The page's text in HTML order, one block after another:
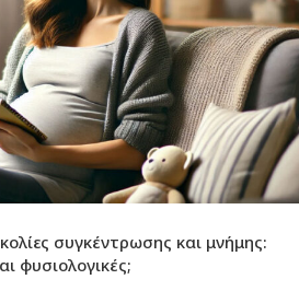
συγκέντρωσης και μνήμης:
φυσιολογικές;